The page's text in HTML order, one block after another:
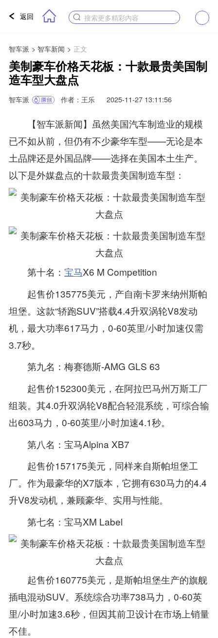
返回 搜索更多精彩内容
智车派 > 智车新闻 > 正文
美制豪车价格天花板：十款最贵美国制
造车型大盘点
智车派 作者：王乐 2025-11-27 13:11:56
【智车派新闻】虽然美国汽车制造业的规模
已不如从前，但仍有不少豪华车型——无论是本
土品牌还是外国品牌——选择在美国本土生产。
以下是外媒盘点的十款最贵美国制造车型：
第十名： 宝马X6 M Competition
起售价135775美元，产自南卡罗来纳州斯帕
坦堡。这款“轿跑SUV”搭载4.4升双涡轮V8发动
机，最大功率617马力，0‑60英里/小时加速仅需
3.7秒。
第九名：梅赛德斯‑AMG GLS 63
起售价152300美元，在阿拉巴马州万斯工厂
组装。其4.0升双涡轮V8配合轻混系统，可综合输
出603马力，0‑60英里/小时加速4.1秒。
第八名：宝马Alpina XB7
起售价157175美元，同样来自斯帕坦堡工
厂。作为最豪华的X7版本，它拥有630马力的4.4
升V8发动机，兼顾豪华、实用与性能。
第七名：宝马XM Label
起售价160775美元，是斯帕坦堡生产的旗舰
插电混动SUV。系统综合功率738马力，0‑60英
里/小时加速3.6秒，但因其前卫设计在市场上销量
不佳。